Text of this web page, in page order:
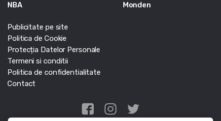
NBA
Monden
Publicitate pe site
Politica de Cookie
Protecția Datelor Personale
Termeni si conditii
Politica de confidentialitate
Contact